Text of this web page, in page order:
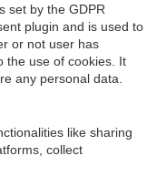
set by the GDPR
plugin and is used to
or not user has
the use of cookies. It
any personal data.
like sharing
collect